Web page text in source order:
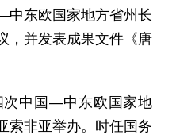
中东欧国家地方省州长
，并发表成果文件《唐
次中国—中东欧国家地
索非亚举办。时任国务